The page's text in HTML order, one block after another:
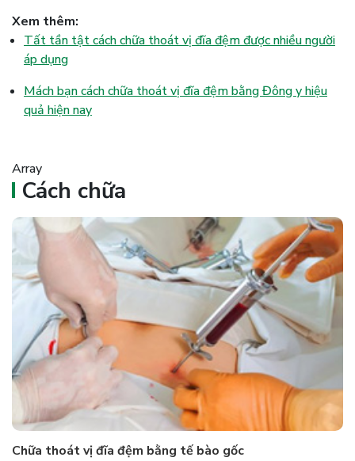
Xem thêm:
Tất tần tật cách chữa thoát vị đĩa đệm được nhiều người
áp dụng
Mách bạn cách chữa thoát vị đĩa đệm bằng Đông y hiệu
quả hiện nay
Array
Cách chữa
Chữa thoát vị đĩa đệm bằng tế bào gốc